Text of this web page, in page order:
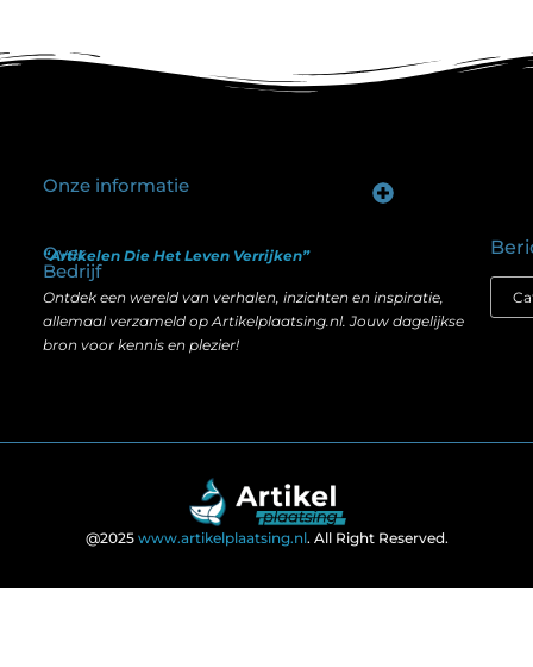
Over
Bedrijf
“Artikelen Die Het Leven Verrijken”
Ontdek een wereld van verhalen, inzichten en inspiratie,
allemaal verzameld op Artikelplaatsing.nl. Jouw dagelijkse
bron voor kennis en plezier!
Onze informatie
@2025 www.artikelplaatsing.nl. All Right Reserved.